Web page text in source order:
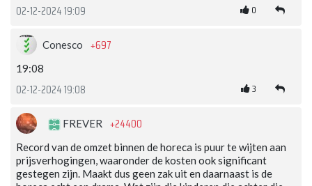
02-12-2024 19:09 0
Conesco +697
19:08
02-12-2024 19:08 3
FREVER +24400
Record van de omzet binnen de horeca is puur te wijten aan
prijsverhogingen, waaronder de kosten ook significant
gestegen zijn. Maakt dus geen zak uit en daarnaast is de